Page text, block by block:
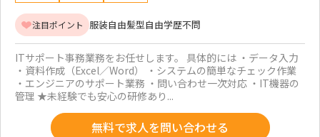
注目ポイント 服装自由髪型自由学歴不問
ITサポート事務業務をお任せします。 具体的には ・データ入力
・資料作成（Excel／Word） ・システムの簡単なチェック作業
・エンジニアのサポート業務 ・問い合わせ一次対応 ・IT機器の
管理 ★未経験でも安心の研修あり...
無料で求人を問い合わせる